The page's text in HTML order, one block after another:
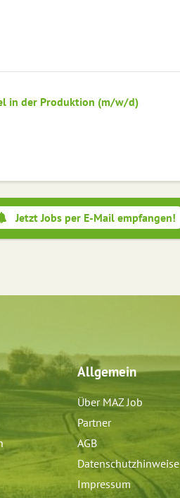
in der Produktion (m/w/d)
Jetzt Jobs per E-Mail empfangen!
Allgemein
Über MAZ Job
Partner
AGB
Datenschutzhinweise
Impressum